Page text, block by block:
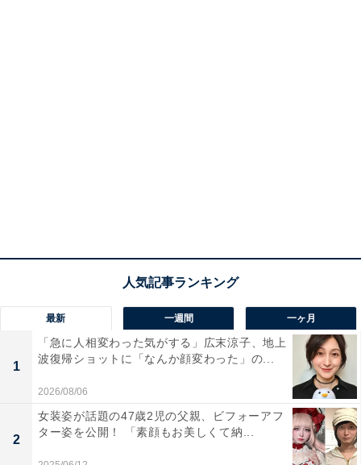
最新 一週間 一ヶ月
1
「急に人相変わった気がする」広末涼子、地上
波復帰ショットに「なんか顔変わった」の...
2026/08/06
2
女装姿が話題の47歳2児の父親、ビフォーアフ
ター姿を公開！ 「素顔もお美しくて納...